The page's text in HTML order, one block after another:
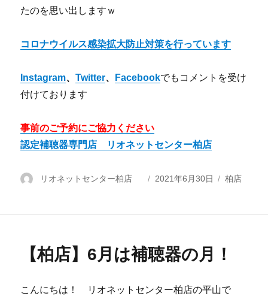
たのを思い出しますｗ
コロナウイルス感染拡大防止対策を行っています
Instagram、Twitter、 Facebookでもコメントを受け
付けております
事前のご予約にご協力ください
認定補聴器専門店 リオネットセンター柏店
投
リオネットセンター柏店
投
2021年6月30日
カ
柏店
【柏店】6月は補聴器の月！
こんにちは！ リオネットセンター柏店の平山で